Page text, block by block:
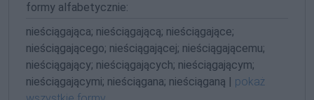
formy alfabetycznie:
nieściągająca; nieściągającą; nieściągające;
nieściągającego; nieściągającej; nieściągającemu;
nieściągający; nieściągających; nieściągającym;
nieściągającymi; nieściągana; nieściąganą | pokaż